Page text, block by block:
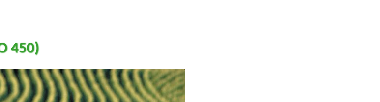
450)